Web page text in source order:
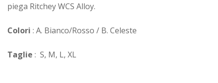
piega Ritchey WCS Alloy.
Colori : A. Bianco/Rosso / B. Celeste
Taglie : S, M, L, XL